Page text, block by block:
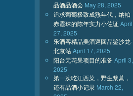
品酒品酒会 May 28, 2025
追求葡萄极致成熟年代，纳帕
赤霞珠的陈年实力小佐证April
27, 2025
乐酒客精品美酒巡回品鉴沙龙-
北京站April 17, 2025
阳台无花果项目的准备April 3,
2025
第一次吃江西菜，野生黎蒿，
还有品酒小记录 March 22,